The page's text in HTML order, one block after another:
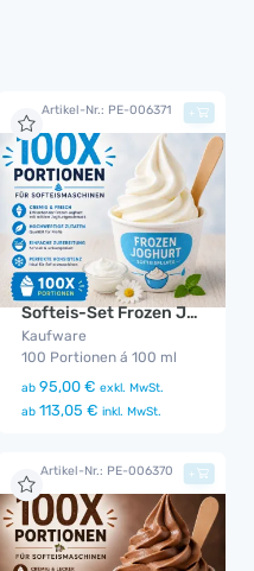
Artikel-Nr.: PE-006371
Softeis-Set Frozen Joghurt
Kaufware
100 Portionen á 100 ml
ab 95,00 € exkl. MwSt.
ab 113,05 € inkl. MwSt.
+
Artikel-Nr.: PE-006370 +